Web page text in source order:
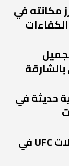
مكانته في
حديثة في
أنكالايف وغوسكوف يتصدران نزالات UFC في